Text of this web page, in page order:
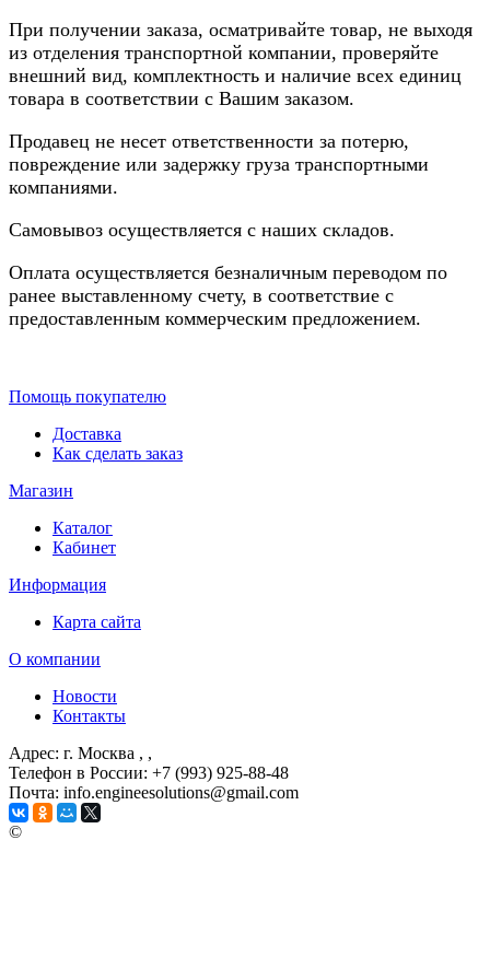
При получении заказа, осматривайте товар, не выходя
из отделения транспортной компании, проверяйте
внешний вид, комплектность и наличие всех единиц
товара в соответствии с Вашим заказом.
Продавец не несет ответственности за потерю,
повреждение или задержку груза транспортными
компаниями.
Самовывоз осуществляется с наших складов.
Оплата осуществляется безналичным переводом по
ранее выставленному счету, в соответствие с
предоставленным коммерческим предложением.
Помощь покупателю
Доставка
Как сделать заказ
Магазин
Каталог
Кабинет
Информация
Карта сайта
О компании
Новости
Контакты
Адрес: г. Москва , ,
Телефон в России: +7 (993) 925-88-48
Почта: info.engineesolutions@gmail.com
©